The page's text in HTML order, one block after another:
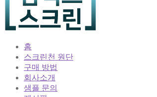
홈
스크린천 원단
구매 방법
회사소개
샘플 문의